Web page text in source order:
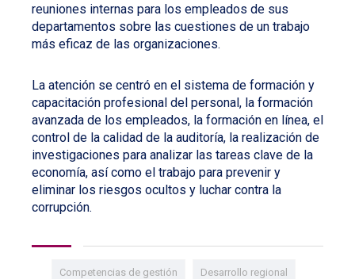
reuniones internas para los empleados de sus
departamentos sobre las cuestiones de un trabajo
más eficaz de las organizaciones.
La atención se centró en el sistema de formación y
capacitación profesional del personal, la formación
avanzada de los empleados, la formación en línea, el
control de la calidad de la auditoría, la realización de
investigaciones para analizar las tareas clave de la
economía, así como el trabajo para prevenir y
eliminar los riesgos ocultos y luchar contra la
corrupción.
Competencias de gestión Desarrollo regional